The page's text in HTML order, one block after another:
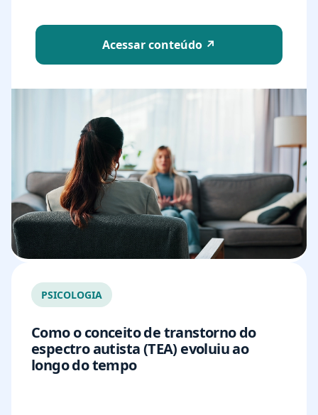
Acessar conteúdo ↗
PSICOLOGIA
Como o conceito de transtorno do
espectro autista (TEA) evoluiu ao
longo do tempo